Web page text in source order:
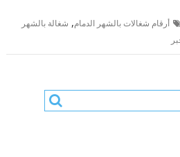
أرقام شغالات بالشهر الدمام, شغالة بالشهر